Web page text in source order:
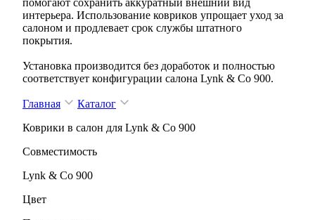
интерьера. Использование ковриков упрощает уход за
салоном и продлевает срок службы штатного
покрытия.
Установка производится без доработок и полностью
соответствует конфигурации салона Lynk & Co 900.
Главная
Каталог
Коврики в салон для Lynk & Co 900
Совместимость
Lynk & Co 900
Цвет